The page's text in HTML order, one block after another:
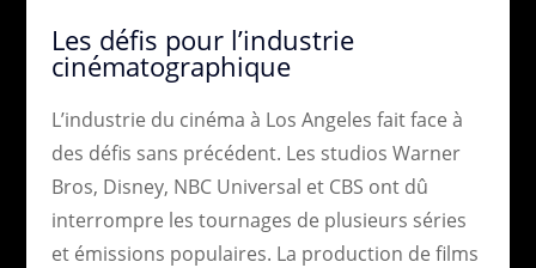
Les défis pour l’industrie
cinématographique
L’industrie du cinéma à Los Angeles fait face à
des défis sans précédent. Les studios Warner
Bros, Disney, NBC Universal et CBS ont dû
interrompre les tournages de plusieurs séries
et émissions populaires. La production de films